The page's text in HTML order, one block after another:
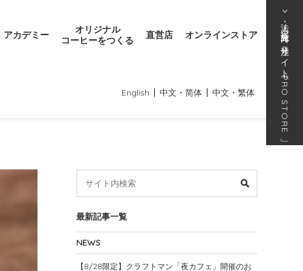
アカデミー
オリジナル
コーヒーをつくる
直営店 オンラインストア
English 中文・简体 中文・繁体
法人･得意先向け発注サイト
PRO STORE
最新記事一覧
NEWS
【8/28限定】クラフトマン「夜カフェ」開催のお